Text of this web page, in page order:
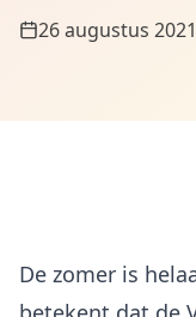
26 augustus 2021
De zomer is